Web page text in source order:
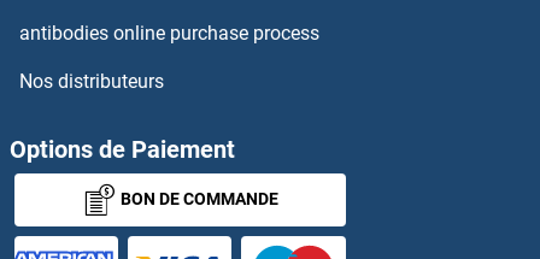
PPP4R4 Anticorps
PPP6C Anticorps
PPP6R3 Anticorps
PPPDE1 Anticorps
antibodies online purchase process
Nos distributeurs
Options de Paiement
BON DE COMMANDE